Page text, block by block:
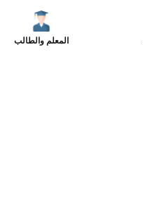
المعلم والطالب